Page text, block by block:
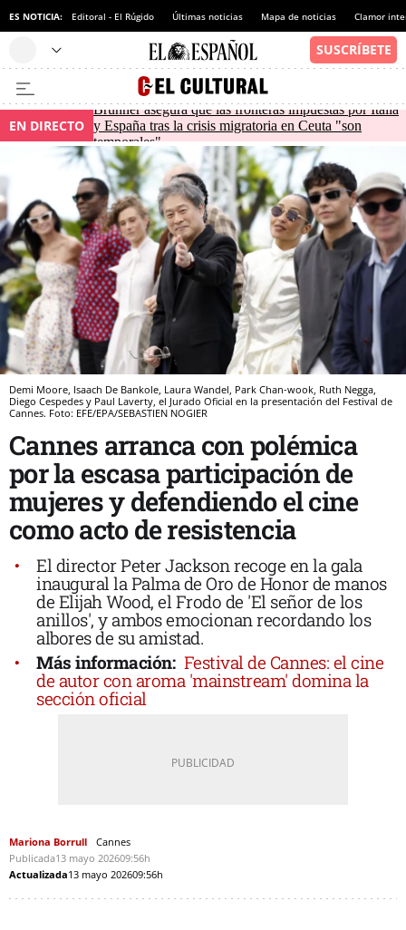
ES NOTICIA: Editoral - El Rúgido Últimas noticias Mapa de noticias Clamor
EN DIRECTO
Brunner asegura que las fronteras impuestas por Italia
y España tras la crisis migratoria en Ceuta "son
temporales"
Demi Moore, Isaach De Bankole, Laura Wandel, Park Chan-wook, Ruth Negga,
Diego Cespedes y Paul Laverty, el Jurado Oficial en la presentación del Festival de
Cannes. Foto: EFE/EPA/SEBASTIEN NOGIER
Cannes arranca con polémica
por la escasa participación de
mujeres y defendiendo el cine
como acto de resistencia
El director Peter Jackson recoge en la gala
inaugural la Palma de Oro de Honor de manos
de Elijah Wood, el Frodo de 'El señor de los
anillos', y ambos emocionan recordando los
albores de su amistad.
Más información: Festival de Cannes: el cine
de autor con aroma 'mainstream' domina la
sección oficial
Mariona Borrull
Cannes
Publicada13 mayo 202609:56h
Actualizada13 mayo 202609:56h